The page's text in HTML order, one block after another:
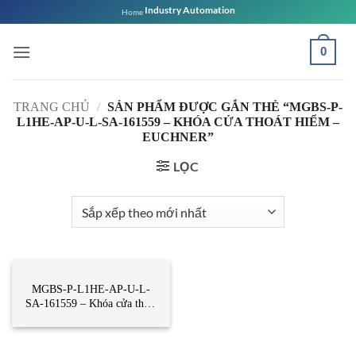
qua
nội
Home Industry Automation
0
TRANG CHỦ / SẢN PHẨM ĐƯỢC GẮN THẺ “MGBS-P-
L1HE-AP-U-L-SA-161559 – KHÓA CỬA THOÁT HIỂM –
EUCHNER”
LỌC
MGBS-P-L1HE-AP-U-L-
SA-161559 – Khóa cửa thoát